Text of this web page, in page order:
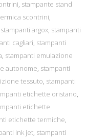
, stampante stand
scontrini,
stampanti argox, stampanti
cagliari, stampanti
, stampanti emulazione
autonome, stampanti
tessuto, stampanti
etichette oristano,
etichette
etichette termiche,
ink jet, stampanti